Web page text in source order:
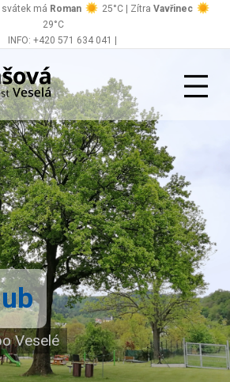
INFO: +420 571 634 041 |
svátek má Roman 25°C | Zítra Vavřinec
29°C
Veselé